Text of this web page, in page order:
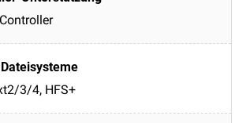
3/4, HFS+